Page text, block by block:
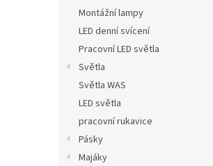
Montážní lampy
LED denní svícení
Pracovní LED světla
Světla
Světla WAS
LED světla
pracovní rukavice
Pásky
Majáky